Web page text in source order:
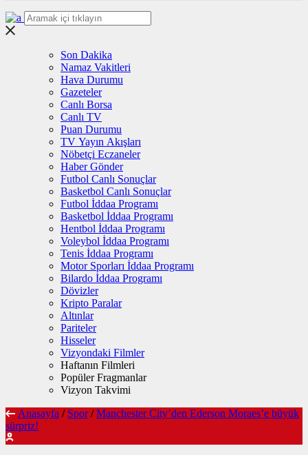
Son Dakika
Namaz Vakitleri
Hava Durumu
Gazeteler
Canlı Borsa
Canlı TV
Puan Durumu
TV Yayın Akışları
Nöbetçi Eczaneler
Haber Gönder
Futbol Canlı Sonuçlar
Basketbol Canlı Sonuçlar
Futbol İddaa Programı
Basketbol İddaa Programı
Hentbol İddaa Programı
Voleybol İddaa Programı
Tenis İddaa Programı
Motor Sporları İddaa Programı
Bilardo İddaa Programı
Dövizler
Kripto Paralar
Altınlar
Pariteler
Hisseler
Vizyondaki Filmler
Haftanın Filmleri
Popüler Fragmanlar
Vizyon Takvimi
Anasayfa / Spor / Manchester City’den Ederson Moraes’e büyük
sürpriz!